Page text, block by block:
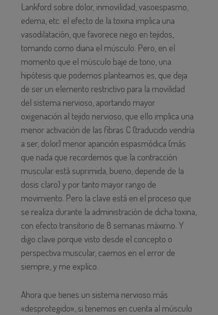
Lankford sobre dolor, inmovilidad, vasoespasmo,
edema, etc. el efecto de la toxina implica una
vasodilatación, que favorece riego en tejidos,
tomando como diana el músculo. Pero, en el
momento que el músculo baje de tono, una
hipótesis que podemos plantearnos es, que deja
de ser un elemento restrictivo para la movilidad
del sistema nervioso, aportando mayor
oxigenación al tejido nervioso, que ello implica una
menor activación de las fibras C (traducido vendría
a ser, dolor) menor aparición espasmódica (más
que nada que recordemos que la contracción
muscular está suprimida, bueno, depende de la
dosis claro) y por tanto mayor rango de
movimiento. Pero la clave está en el proceso que
se realiza durante la administración de dicha toxina,
con efecto transitorio de 8 semanas máximo. Y
digo clave porque visto desde el concepto o
perspectiva muscular, caemos en el error de
siempre, y me explico.
Ahora que tienes un sistema nervioso más
«desprotegido», si tenemos en cuenta al músculo